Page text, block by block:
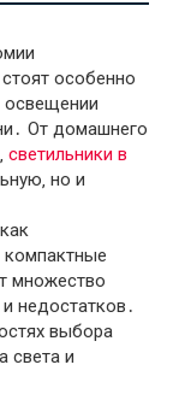
особенно
освещении
От домашнего
светильники в
но и
множество
недостатков․
выбора
света и